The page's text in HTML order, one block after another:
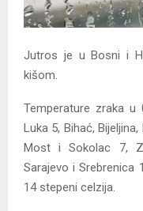
U
Jutros je u Bosni i
kišom.
Temperature zraka u
Luka 5, Bihać,
Most i Sokolac 7,
Sarajevo i Srebrenica
14 stepeni celzija.